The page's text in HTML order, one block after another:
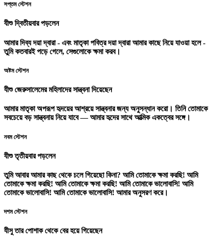
সপ্তম স্টেশন
যীশু দ্বিতীয়বার পড়লেন
আমার দিব্য দয়া দ্বারা - এবং মাতৃকা পবিত্র দয়া দ্বারা আমার কাছে নিয়ে যাওয়া হলে -
তুমি কতবারই পড়ে গেলে, সেগুলোকে ক্ষমা করব।
অষ্টম স্টেশন
যীশু জেরুসালেমের মহিলাদের সান্ত্বনা দিয়েছেন
আমার মাতৃকা অপরূপ হৃদয়ের আশ্রয়ে সান্ত্বনার জন্য অনুসন্ধান করো। তিনি তোমাকে
সবচেয়ে বড় সান্ত্বনায় নিয়ে যাবে — আমার হৃদের সাথে আত্মিক একত্বের সঙ্গে।
নবম স্টেশন
যীশু তৃতীয়বার পড়লেন
তুমি আবার আমার কাছ থেকে চলে গিয়েছো কিনা? আমি তোমাকে ক্ষমা করছি! আমি
তোমাকে ক্ষমা করছি! আমি তোমাকে ক্ষমা করছি! আমি তোমাকে ভালোবাসি! আমি
তোমাকে ভালোবাসি! আমি তোমাকে ভালোবাসি! আমার অনুসরণ করে।
দশম স্টেশন
যীসু তার পোশাক থেকে বের হয়ে গিয়েছেন